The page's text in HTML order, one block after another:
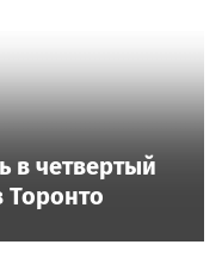
в четвертый
Торонто